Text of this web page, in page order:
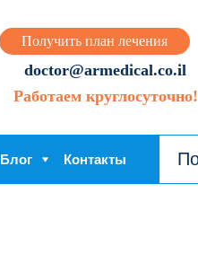
Получить план лечения
doctor@armedical.co.il
Работаем круглосуточно!
Блог Контакты